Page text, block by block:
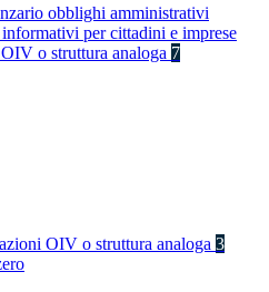
obblighi amministrativi
per cittadini e imprese
o struttura analoga 7
OIV o struttura analoga 3